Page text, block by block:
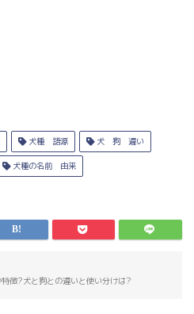
犬種 語源 犬 狗 違い
犬種の名前 由来
徴?犬と狗との違いと使い分けは?